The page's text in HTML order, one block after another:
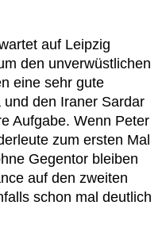
auf Leipzig
den unverwüstlichen
eine sehr gute
den Iraner Sardar
Aufgabe. Wenn Peter
zum ersten Mal
Gegentor bleiben
auf den zweiten
schon mal deutlich